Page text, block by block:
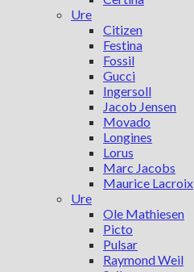
Ure
Citizen
Festina
Fossil
Gucci
Ingersoll
Jacob Jensen
Movado
Longines
Lorus
Marc Jacobs
Maurice Lacroix
Ure
Ole Mathiesen
Picto
Pulsar
Raymond Weil